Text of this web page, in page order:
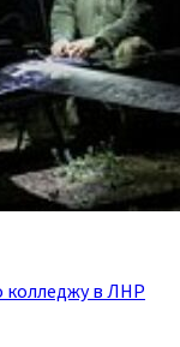
колледжу в ЛНР